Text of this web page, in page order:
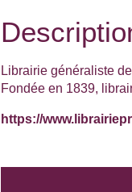
Librairie généraliste
Fondée en 1839,
https://